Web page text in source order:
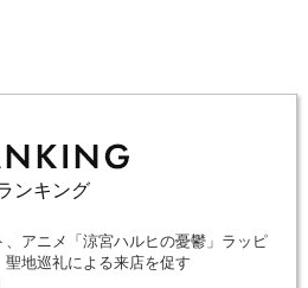
ンキング
、アニメ「涼宮ハルヒの憂鬱」ラッピ
地巡礼による来店を促す